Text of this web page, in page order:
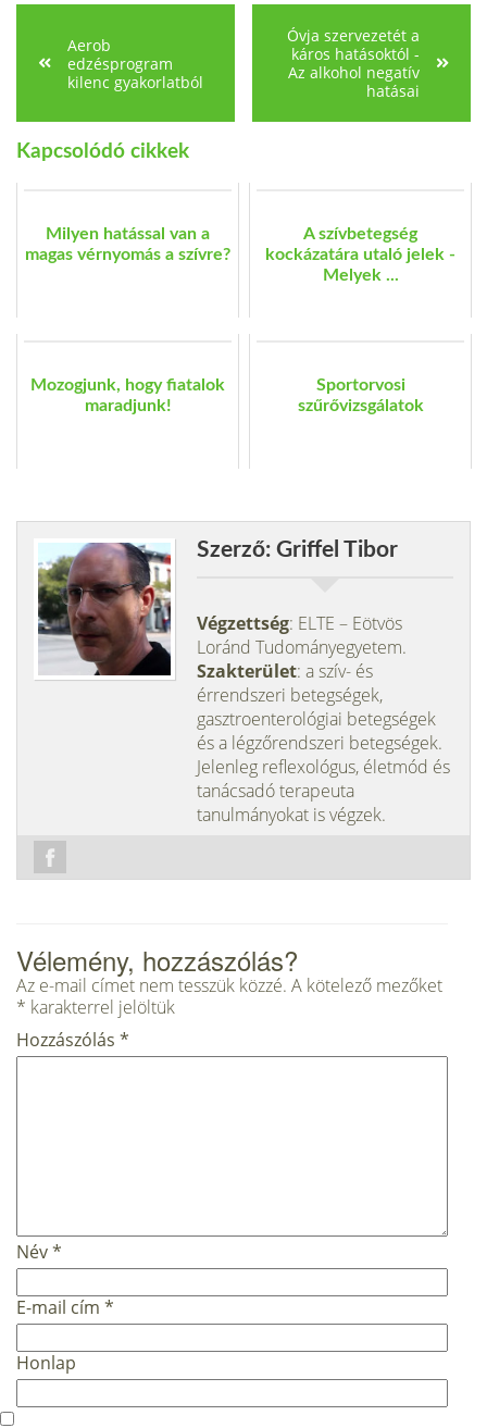
Aerob
edzésprogram
kilenc gyakorlatból
Óvja szervezetét a
káros hatásoktól -
Az alkohol negatív
hatásai
Kapcsolódó cikkek
Milyen hatással van a
magas vérnyomás a szívre?
A szívbetegség
kockázatára utaló jelek -
Melyek ...
Mozogjunk, hogy fiatalok
maradjunk!
Sportorvosi
szűrővizsgálatok
Szerző: Griffel Tibor
Végzettség: ELTE – Eötvös
Loránd Tudományegyetem.
Szakterület: a szív- és
érrendszeri betegségek,
gasztroenterológiai betegségek
és a légzőrendszeri betegségek.
Jelenleg reflexológus, életmód és
tanácsadó terapeuta
tanulmányokat is végzek.
Vélemény, hozzászólás?
Az e-mail címet nem tesszük közzé. A kötelező mezőket
* karakterrel jelöltük
Hozzászólás *
Név*
E-mail cím *
Honlap